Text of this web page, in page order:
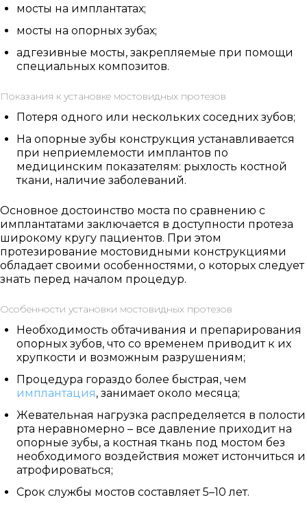
мосты на имплантатах;
мосты на опорных зубах;
адгезивные мосты, закрепляемые при помощи
специальных композитов.
Показания к установке мостовидных протезов
Потеря одного или нескольких соседних зубов;
На опорные зубы конструкция устанавливается
при неприемлемости имплантов по
медицинским показателям: рыхлость костной
ткани, наличие заболеваний.
Основное достоинство моста по сравнению с
имплантатами заключается в доступности протеза
широкому кругу пациентов. При этом
протезирование мостовидными конструкциями
обладает своими особенностями, о которых следует
знать перед началом процедур.
Особенности установки мостовидных протезов
Необходимость обтачивания и препарирования
опорных зубов, что со временем приводит к их
хрупкости и возможным разрушениям;
Процедура гораздо более быстрая, чем
имплантация, занимает около месяца;
Жевательная нагрузка распределяется в полости
рта неравномерно – все давление приходит на
опорные зубы, а костная ткань под мостом без
необходимого воздействия может истончиться и
атрофироваться;
Срок службы мостов составляет 5–10 лет.